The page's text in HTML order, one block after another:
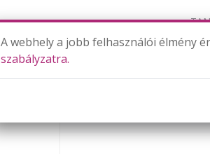
A webhely a jobb felhasználói élmény
szabályzatra.